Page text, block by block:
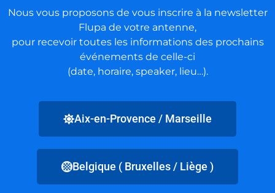
Nous vous proposons de vous inscrire à la newsletter
Flupa de votre antenne,
pour recevoir toutes les informations des prochains
événements de celle-ci
(date, horaire, speaker, lieu…).
Aix-en-Provence / Marseille
Belgique ( Bruxelles / Liège )